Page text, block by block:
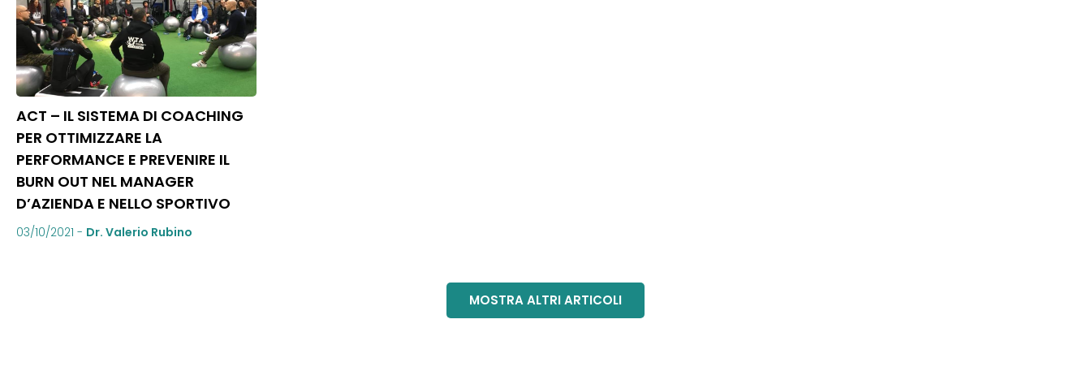
ACT – IL SISTEMA DI COACHING
PER OTTIMIZZARE LA
PERFORMANCE E PREVENIRE IL
BURN OUT NEL MANAGER
D’AZIENDA E NELLO SPORTIVO
03/10/2021 - Dr. Valerio Rubino
MOSTRA ALTRI ARTICOLI